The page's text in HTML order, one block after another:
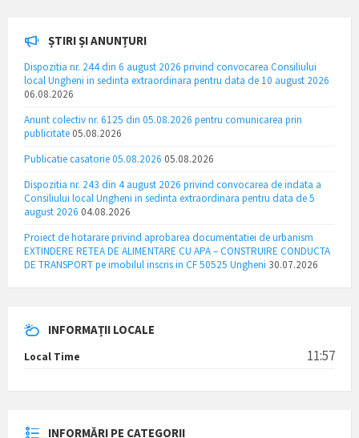
ȘTIRI ȘI ANUNȚURI
Dispozitia nr. 244 din 6 august 2026 privind convocarea Consiliului
local Ungheni in sedinta extraordinara pentru data de 10 august 2026
06.08.2026
Anunt colectiv nr. 6125 din 05.08.2026 pentru comunicarea prin
publicitate 05.08.2026
Publicatie casatorie 05.08.2026 05.08.2026
Dispozitia nr. 243 din 4 august 2026 privind convocarea de indata a
Consiliului local Ungheni in sedinta extraordinara pentru data de 5
august 2026 04.08.2026
Proiect de hotarare privind aprobarea documentatiei de urbanism
EXTINDERE RETEA DE ALIMENTARE CU APA – CONSTRUIRE CONDUCTA
DE TRANSPORT pe imobilul inscris in CF 50525 Ungheni 30.07.2026
INFORMAȚII LOCALE
Local Time 11:57
INFORMĂRI PE CATEGORII